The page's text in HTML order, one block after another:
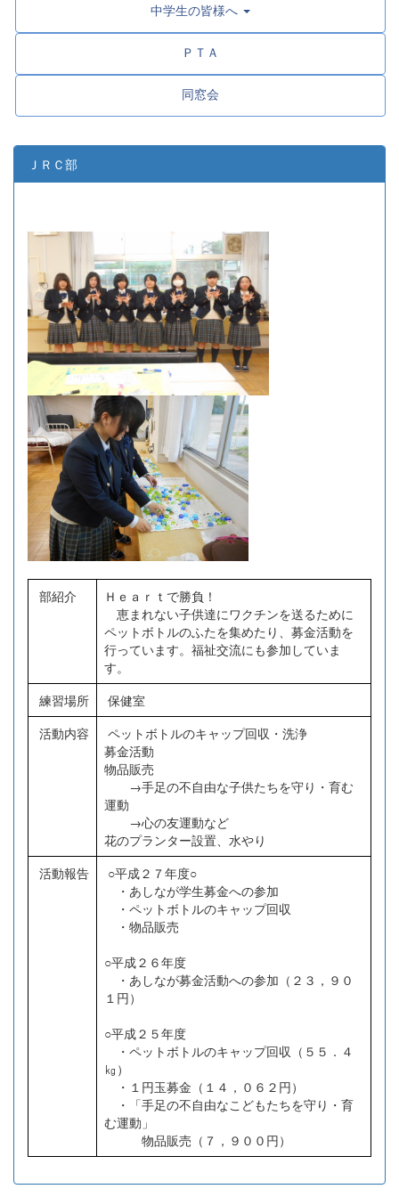
中学生の皆様へ
ＰＴＡ
同窓会
ＪＲＣ部
部紹介
Ｈｅａｒｔで勝負！
恵まれない子供達にワクチンを送るために
ペットボトルのふたを集めたり、募金活動を
行っています。福祉交流にも参加していま
す。
練習場所
保健室
活動内容
ペットボトルのキャップ回収・洗浄
募金活動
物品販売
→手足の不自由な子供たちを守り・育む
運動
→心の友運動など
花のプランター設置、水やり
活動報告
○平成２７年度○
・あしなが学生募金への参加
・ペットボトルのキャップ回収
・物品販売
○平成２６年度
・あしなが募金活動への参加（２３，９０
１円）
○平成２５年度
・ペットボトルのキャップ回収（５５．４
㎏）
・１円玉募金（１４，０６２円）
・「手足の不自由なこどもたちを守り・育
む運動」
物品販売（７，９００円）